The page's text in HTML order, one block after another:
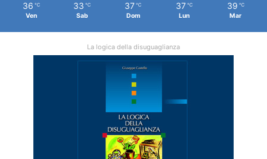
36 ℃
Ven
33 ℃
Sab
37 ℃
Dom
37 ℃
Lun
39 ℃
Mar
La logica della disuguaglianza